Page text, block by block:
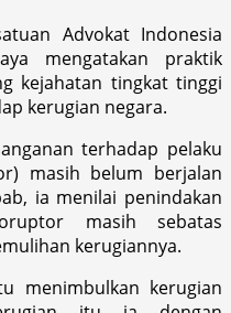
Advokat Indonesia
mengatakan praktik
kejahatan tingkat tinggi
kerugian negara.
terhadap pelaku
masih belum berjalan
ia menilai penindakan
masih sebatas
kerugiannya.
menimbulkan kerugian